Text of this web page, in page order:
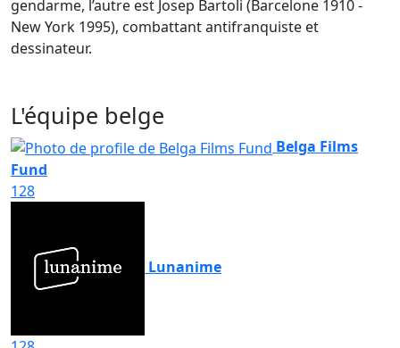
gendarme, l’autre est Josep Bartoli (Barcelone 1910 -
New York 1995), combattant antifranquiste et
dessinateur.
L'équipe belge
Belga Films
Fund
128
Lunanime